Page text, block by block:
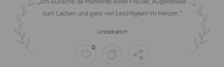
zum Lachen und ganz viel Leichtigkeit im Herzen.
Unbekannt
0